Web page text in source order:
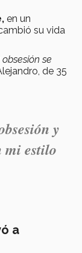
en un
su vida
se
de 35
y
mi estilo
a